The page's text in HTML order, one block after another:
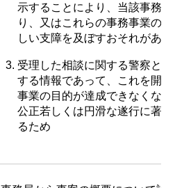
示することにより、当該事務
り、又はこれらの事務事業の
しい支障を及ぼすおそれがあ
受理した相談に関する警察と
する情報であって、これを開
事業の目的が達成できなくな
公正若しくは円滑な遂行に著
るため